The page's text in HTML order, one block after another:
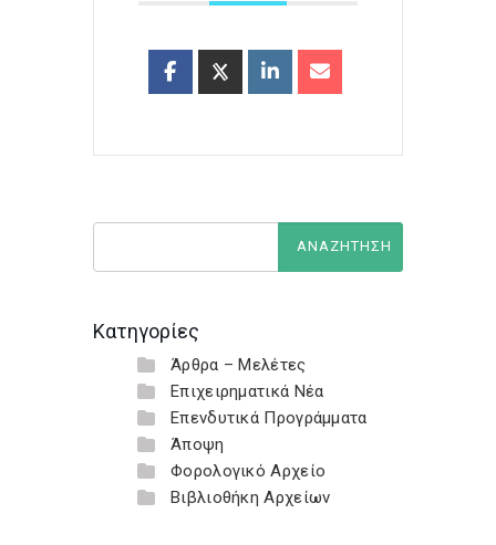
Κατηγορίες
Άρθρα – Μελέτες
Επιχειρηματικά Νέα
Επενδυτικά Προγράμματα
Άποψη
Φορολογικό Αρχείο
Βιβλιοθήκη Αρχείων